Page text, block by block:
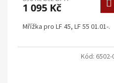
1 095 Kč
Mřížka pro LF 45, LF 55 01.01-.
Kód: 6502-